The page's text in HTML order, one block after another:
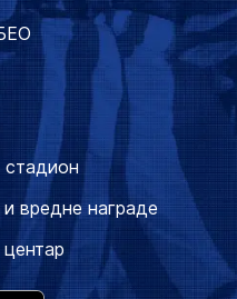
стадион
вредне награде